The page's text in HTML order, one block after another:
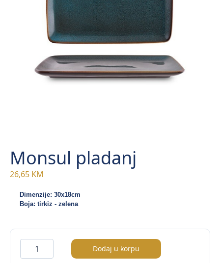
Monsul pladanj
26,65 KM
Dimenzije: 30x18cm
Boja: tirkiz - zelena
Monsul
pladanj
Dodaj u korpu